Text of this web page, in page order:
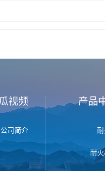
视频
公司简介
产品
耐